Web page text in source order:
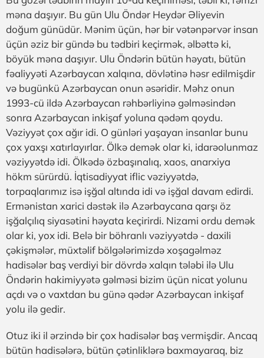
məna daşıyır. Bu gün Ulu Öndər Heydər Əliyevin
doğum günüdür. Mənim üçün, hər bir vətənpərvər insan
üçün əziz bir gündə bu tədbiri keçirmək, əlbəttə ki,
böyük məna daşıyır. Ulu Öndərin bütün həyatı, bütün
fəaliyyəti Azərbaycan xalqına, dövlətinə həsr edilmişdir
və bugünkü Azərbaycan onun əsəridir. Məhz onun
1993-cü ildə Azərbaycan rəhbərliyinə gəlməsindən
sonra Azərbaycan inkişaf yoluna qədəm qoydu.
Vəziyyət çox ağır idi. O günləri yaşayan insanlar bunu
çox yaxşı xatırlayırlar. Ölkə demək olar ki, idarəolunmaz
vəziyyətdə idi. Ölkədə özbaşınalıq, xaos, anarxiya
hökm sürürdü. İqtisadiyyat iflic vəziyyətdə,
torpaqlarımız isə işğal altında idi və işğal davam edirdi.
Ermənistan xarici dəstək ilə Azərbaycana qarşı öz
işğalçılıq siyasətini həyata keçirirdi. Nizami ordu demək
olar ki, yox idi. Belə bir böhranlı vəziyyətdə - daxili
çəkişmələr, müxtəlif bölgələrimizdə xoşagəlməz
hadisələr baş verdiyi bir dövrdə xalqın tələbi ilə Ulu
Öndərin hakimiyyətə gəlməsi bizim üçün nicat yolunu
açdı və o vaxtdan bu günə qədər Azərbaycan inkişaf
yolu ilə gedir.
Otuz iki il ərzində bir çox hadisələr baş vermişdir. Ancaq
bütün hadisələrə, bütün çətinliklərə baxmayaraq, biz